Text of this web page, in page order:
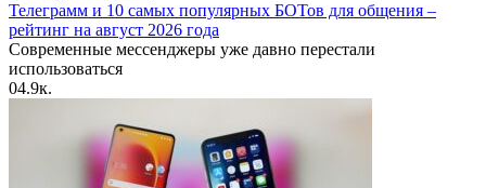
Телеграмм и 10 самых популярных БОТов для общения –
рейтинг на август 2026 года
Современные мессенджеры уже давно перестали
использоваться
04.9к.